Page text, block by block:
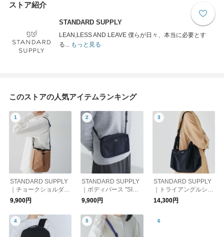
ストア紹介
STANDARD SUPPLY
LEAN,LESS AND LEAVE 僕らが日々、本当に必要とす
る...もっと見る
このストアの人気アイテムランキング
STANDARD SUPPLY
｜チョークショルダー
"SIMPLICITY " CHALK
SHOULDER スタンダ
ードサプライ ショル
ダーバッグ プレゼン
ト ギフト
9,900円
STANDARD SUPPLY
｜ボディパース "SIMP
LICITY" BODY PURS
E スタンダードサプラ
イ ショルダーバッグ
ギフト
9,900円
STANDARD SUPPLY
｜トライアングルショ
ルダー "SIMPLICITY "
TRIANGLE SHOULD
ライ プレゼント ショ
14,300円